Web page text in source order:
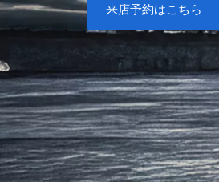
来店予約はこちら